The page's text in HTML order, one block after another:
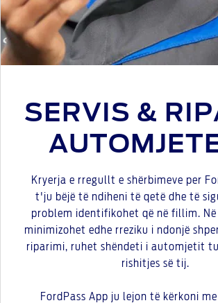
SERVIS &
Kryerja e rregullt e shërbimeve per
t'ju bëjë të ndiheni të qetë dhe të
problem identifikohet që në fillim. Në
minimizohet edhe rreziku i ndonjë
riparimi, ruhet shëndeti i automjetit
rishitjes së tij.
FordPass App ju lejon të kërkoni